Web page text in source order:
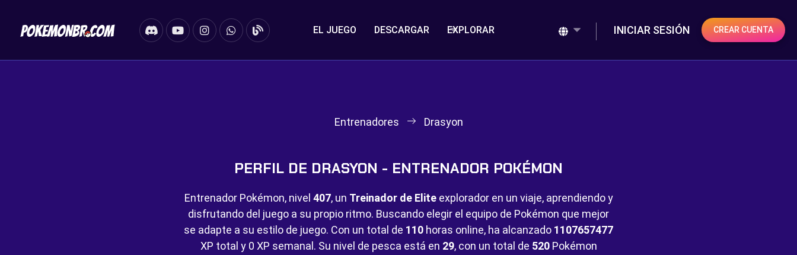
EL JUEGO DESCARGAR EXPLORAR INICIAR SESIÓN CREAR CUENTA
Entrenadores Drasyon
PERFIL DE DRASYON - ENTRENADOR POKÉMON
Entrenador Pokémon, nivel 407, un Treinador de Eliteexplorador en un viaje, aprendiendo y
disfrutando del juego a su propio ritmo. Buscando elegir el equipo de Pokémon que mejor
se adapte a su estilo de juego. Con un total de 110 horas online, ha alcanzado 1107657477
XP total y 0 XP semanal. Su nivel de pesca está en 29, con un total de 520Pokémon